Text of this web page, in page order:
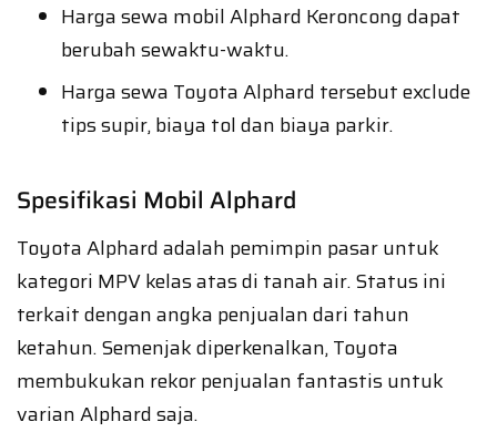
Harga sewa mobil Alphard Keroncong dapat
berubah sewaktu-waktu.
Harga sewa Toyota Alphard tersebut exclude
tips supir, biaya tol dan biaya parkir.
Spesifikasi Mobil Alphard
Toyota Alphard adalah pemimpin pasar untuk
kategori MPV kelas atas di tanah air. Status ini
terkait dengan angka penjualan dari tahun
ketahun. Semenjak diperkenalkan, Toyota
membukukan rekor penjualan fantastis untuk
varian Alphard saja.